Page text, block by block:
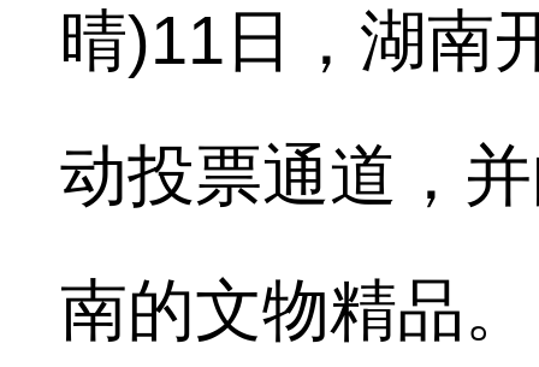
晴)11日，湖南
动投票通道，
南的文物精品。